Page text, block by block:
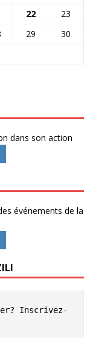
22
23
29
30
dans son action
événements de la
Inscrivez-